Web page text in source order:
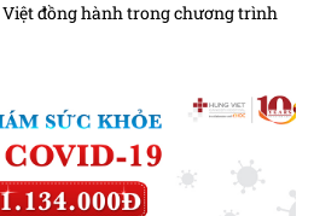
đồng hành trong chương trình